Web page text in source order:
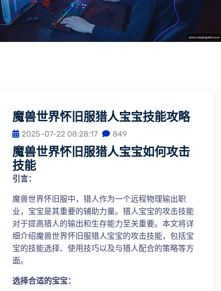
魔兽世界怀旧服猎人宝宝技能攻略
2025-07-22 08:28:17 849
魔兽世界怀旧服猎人宝宝如何攻击
技能
引言：
魔兽世界怀旧服中，猎人作为一个远程物理输出职
业，宝宝是其重要的辅助力量。猎人宝宝的攻击技能
对于提高猎人的输出和生存能力至关重要。本文将详
细介绍魔兽世界怀旧服猎人宝宝的攻击技能，包括宝
宝的技能选择、使用技巧以及与猎人配合的策略等方
面。
选择合适的宝宝：